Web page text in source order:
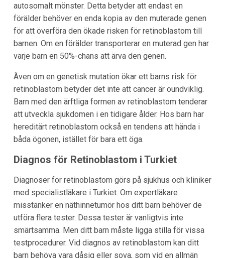
autosomalt mönster. Detta betyder att endast en
förälder behöver en enda kopia av den muterade genen
för att överföra den ökade risken för retinoblastom till
barnen. Om en förälder transporterar en muterad gen har
varje barn en 50%-chans att ärva den genen.
Även om en genetisk mutation ökar ett barns risk för
retinoblastom betyder det inte att cancer är oundviklig.
Barn med den ärftliga formen av retinoblastom tenderar
att utveckla sjukdomen i en tidigare ålder. Hos barn har
hereditärt retinoblastom också en tendens att hända i
båda ögonen, istället för bara ett öga.
Diagnos för Retinoblastom i Turkiet
Diagnoser för retinoblastom görs på sjukhus och kliniker
med specialistläkare i Turkiet. Om expertläkare
misstänker en näthinnetumör hos ditt barn behöver de
utföra flera tester. Dessa tester är vanligtvis inte
smärtsamma. Men ditt barn måste ligga stilla för vissa
testprocedurer. Vid diagnos av retinoblastom kan ditt
barn behöva vara dåsig eller sova, som vid en allmän